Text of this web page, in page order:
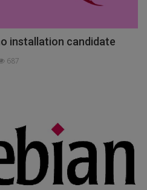
installation candidate
687